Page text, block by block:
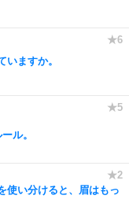
いますか。
ル。
使い分けると、眉はもっ